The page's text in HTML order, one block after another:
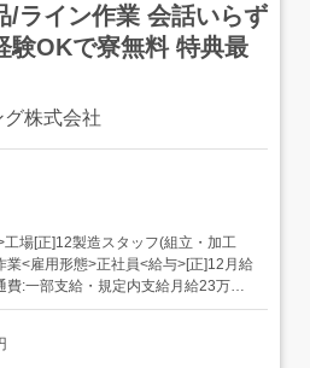
/ライン作業 会話いらず
験OKで寮無料 特典最
株式会社
工場[正]12製造スタッフ(組立・加工
業<雇用形態>正社員<給与>[正]12月給
費:一部支給・規定内支給月給23万円
収28万円(月給24万円各種手当)<各種
時の想定年収>年収350万円～...